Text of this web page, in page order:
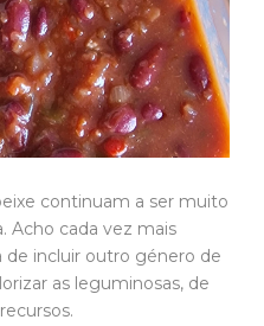
continuam a ser muito
Acho cada vez mais
incluir outro género de
as leguminosas, de